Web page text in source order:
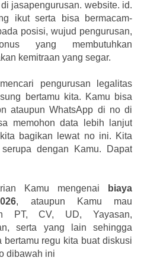
jasapengurusan. website. id.
ikut serta bisa bermacam-
posisi, wujud pengurusan,
yang membutuhkan
kemitraan yang segar.
pengurusan legalitas
bertamu kita. Kamu bisa
ataupun WhatsApp di no di
memohon data lebih lanjut
bagikan lewat no ini. Kita
dengan Kamu. Dapat
Kamu mengenai
biaya
, ataupun Kamu mau
PT, CV, UD, Yayasan,
serta yang lain sehingga
regu kita buat diskusi
dibawah ini